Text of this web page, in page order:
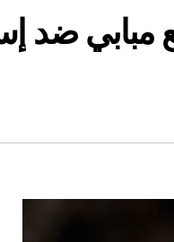
مبابي ضد